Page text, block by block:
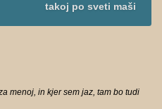
takoj po sveti maši